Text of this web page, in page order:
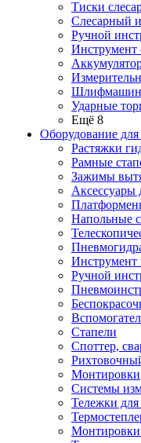
Тиски
Слесарный
Ручной
Инструмент
Ударные
Ещё 8
Оборудование
Растяжки
Рамные
Зажимы
Аксессуары
Напольные
Инструмент
Ручной
Стапели
Споттер,
Монтировки
Системы
Тележки